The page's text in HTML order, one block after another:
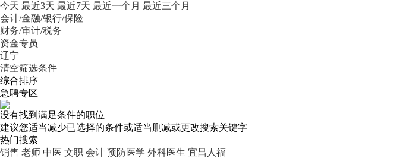
今天 最近3天 最近7天 最近一个月 最近三个月
会计/金融/银行/保险
财务/审计/税务
资金专员
辽宁
清空筛选条件
综合排序
急聘专区
没有找到满足条件的职位
建议您适当减少已选择的条件或适当删减或更改搜索关键字
热门搜索
销售 老师 中医 文职 会计 预防医学 外科医生 宜昌人福